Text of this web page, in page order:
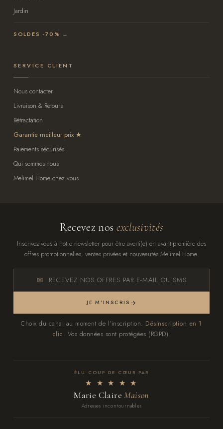
Jardin
SOLDES -70% →
SERVICE CLIENT
Nous contacter
Livraison & Retours
Rétractation
Garantie meilleur prix
Paiements sécurisés
Qui sommes-nous
Melimel Home chez vous
Recevez nos exclusivités
Inscrivez-vous à notre newsletter pour être averti(e) en avant-première des
offres promotionnelles, ventes privées et nouveautés Melimel Home.
RECEVEZ NOS OFFRES PAR E-MAIL OU SMS
JE M'INSCRIS
Choix du canal au moment de l'inscription. Désinscription en 1
clic. Vos données sont protégées (RGPD).
ÉLU COUP DE CŒUR PAR
★ ★ ★ ★ ★
Marie ClaireMaison
Adresses incontournables